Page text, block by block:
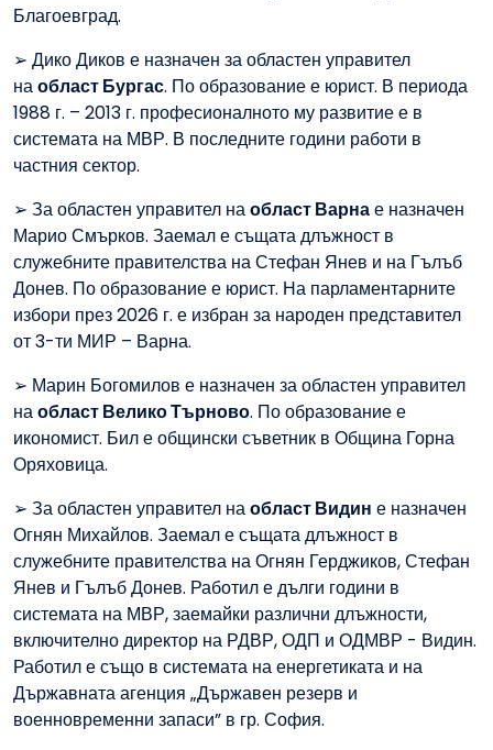
Благоевград.
➢ Дико Диков е назначен за областен управител
наобласт Бургас. По образование е юрист. В периода
1988 г. – 2013 г. професионалното му развитие е в
системата на МВР. В последните години работи в
частния сектор.
➢ За областен управител наобласт Варнае назначен
Марио Смърков. Заемал е същата длъжност в
служебните правителства на Стефан Янев и на Гълъб
Донев. По образование е юрист. На парламентарните
избори през 2026 г. е избран за народен представител
от 3-ти МИР – Варна.
➢ Марин Богомилов е назначен за областен управител
наобласт Велико Търново. По образование е
икономист. Бил е общински съветник в Община Горна
Оряховица.
➢ За областен управител наобласт Видин е назначен
Огнян Михайлов. Заемал е същата длъжност в
служебните правителства на Огнян Герджиков, Стефан
Янев и Гълъб Донев. Работил е дълги години в
системата на МВР, заемайки различни длъжности,
включително директор на РДВР, ОДП и ОДМВР - Видин.
Работил е също в системата на енергетиката и на
Държавната агенция „Държавен резерв и
военновременни запаси” в гр. София.